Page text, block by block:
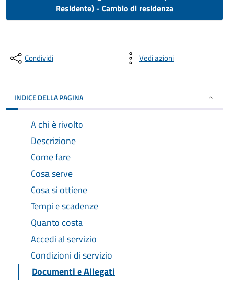
Residente) - Cambio di residenza
Condividi Vedi azioni
INDICE DELLA PAGINA
A chi è rivolto
Descrizione
Come fare
Cosa serve
Cosa si ottiene
Tempi e scadenze
Quanto costa
Accedi al servizio
Condizioni di servizio
Documenti e Allegati